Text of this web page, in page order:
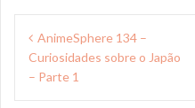
Navegação
de
Post
AnimeSphere 134 –
Curiosidades sobre o Japão
– Parte 1